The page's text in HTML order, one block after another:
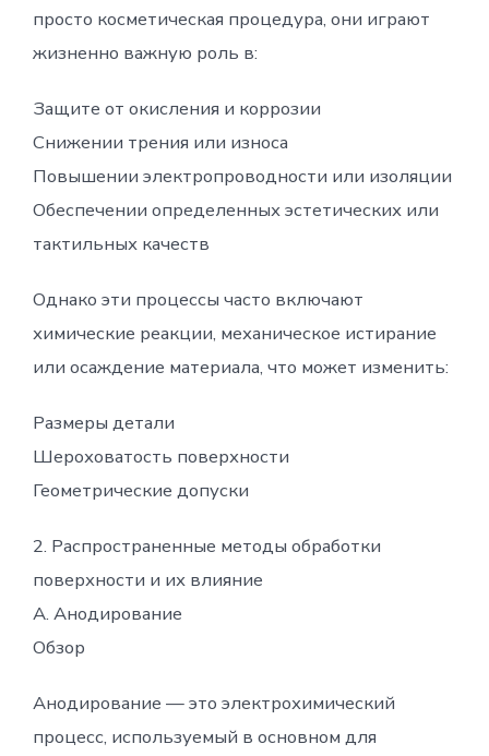
просто косметическая процедура, они играют
жизненно важную роль в:
Защите от окисления и коррозии
Снижении трения или износа
Повышении электропроводности или изоляции
Обеспечении определенных эстетических или
тактильных качеств
Однако эти процессы часто включают
химические реакции, механическое истирание
или осаждение материала, что может изменить:
Размеры детали
Шероховатость поверхности
Геометрические допуски
2. Распространенные методы обработки
поверхности и их влияние
А. Анодирование
Обзор
Анодирование — это электрохимический
процесс, используемый в основном для